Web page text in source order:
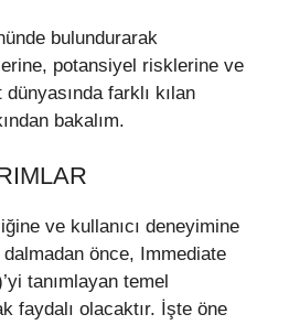
bulundurarak
potansiyel risklerine ve
farklı kılan
bakalım.
ve kullanıcı deneyimine
önce, Immediate
tanımlayan temel
faydalı olacaktır. İşte öne